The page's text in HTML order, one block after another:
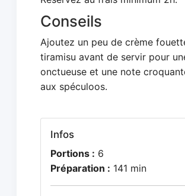
Conseils
Ajoutez un peu de crème
tiramisu avant de servir pour
onctueuse et une note
aux spéculoos.
Infos
Portions : 6
Préparation : 141 min